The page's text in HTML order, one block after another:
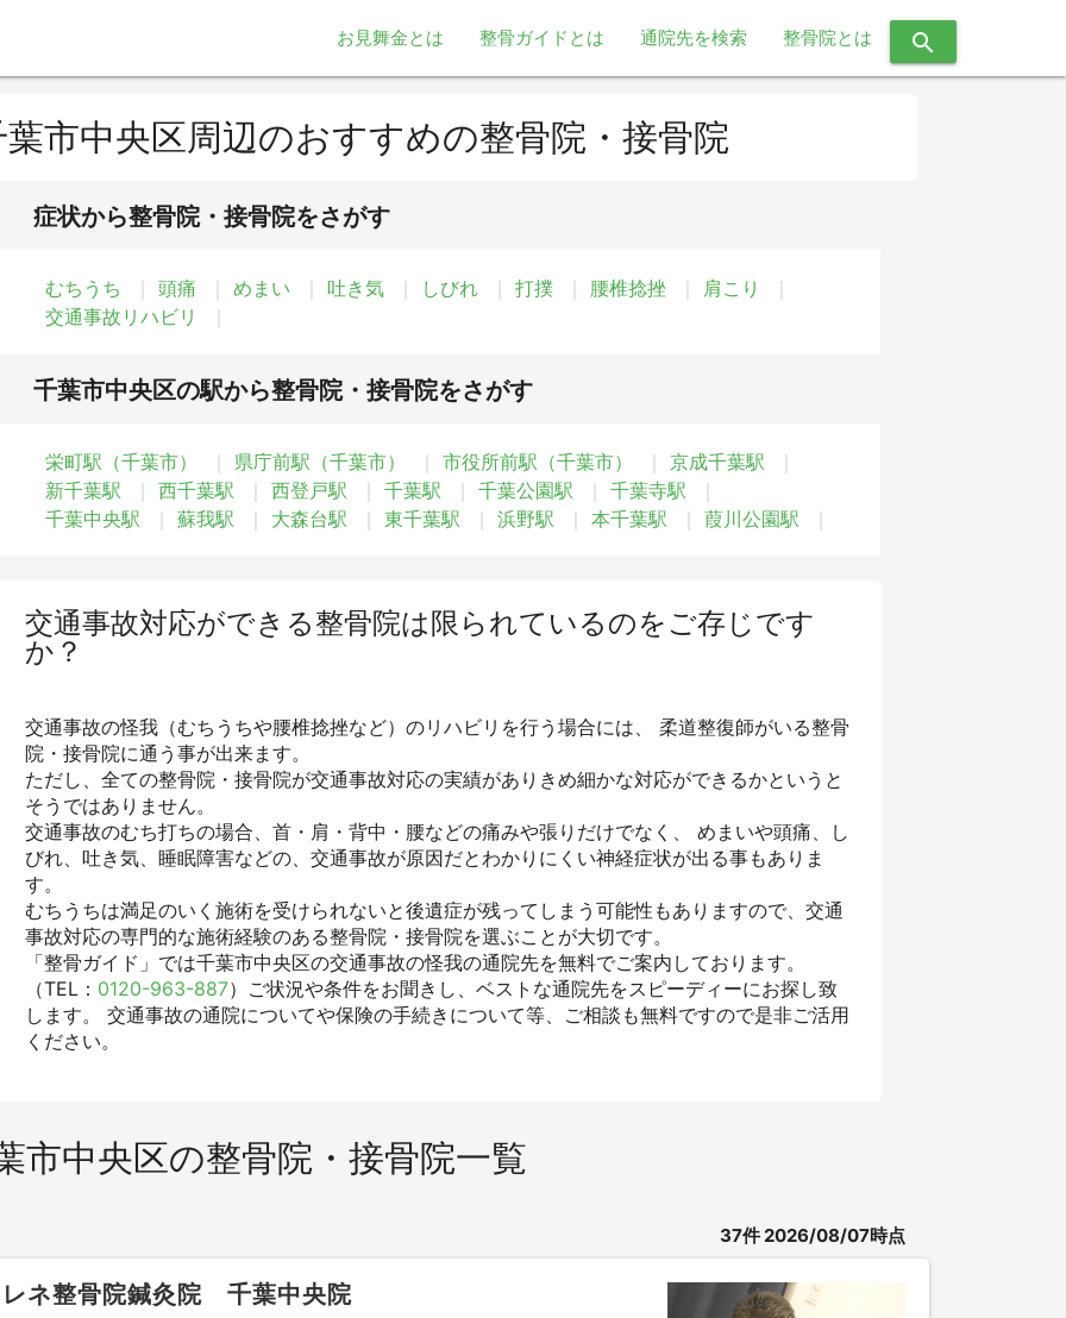
お見舞金とは 整骨ガイドとは 通院先を検索 整骨院とは search
葉市中央区周辺のおすすめの整骨院・接骨院
症状から整骨院・接骨院をさがす
むちうち 頭痛 めまい 吐き気 しびれ 打撲 腰椎捻挫
肩こり
交通事故リハビリ
千葉市中央区の駅から整骨院・接骨院をさがす
栄町駅（千葉市） 県庁前駅（千葉市） 市役所前駅（千葉市）
京成千葉駅
新千葉駅
西千葉駅 西登戸駅 千葉駅 千葉公園駅
千葉寺駅
千葉中央駅
蘇我駅 大森台駅 東千葉駅 浜野駅 本千葉駅 葭川公園駅
交通事故対応ができる整骨院は限られているのをご存じです
か？
交通事故の怪我（むちうちや腰椎捻挫など）のリハビリを行う場合には、 柔道整復師がいる整骨
院・接骨院に通う事が出来ます。
ただし、全ての整骨院・接骨院が交通事故対応の実績がありきめ細かな対応ができるかというと
そうではありません。
交通事故のむち打ちの場合、首・肩・背中・腰などの痛みや張りだけでなく、 めまいや頭痛、し
びれ、吐き気、睡眠障害などの、交通事故が原因だとわかりにくい神経症状が出る事もありま
す。
むちうちは満足のいく施術を受けられないと後遺症が残ってしまう可能性もありますので、交通
事故対応の専門的な施術経験のある整骨院・接骨院を選ぶことが大切です。
「整骨ガイド」では千葉市中央区の交通事故の怪我の通院先を無料でご案内しております。
（TEL： 0120-963-887）ご状況や条件をお聞きし、ベストな通院先をスピーディーにお探し致
します。 交通事故の通院についてや保険の手続きについて等、ご相談も無料ですので是非ご活用
ください。
市中央区の整骨院・接骨院一覧
37件2026/08/07時点
ネ整骨院鍼灸院 千葉中央院